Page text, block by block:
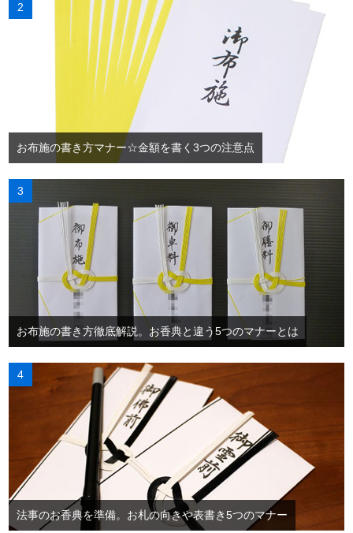
お布施の書き方マナー☆金額を書く3つの注意点
お布施の書き方徹底解説。お香典と違う5つのマナーとは
法事のお香典を準備。お札の向きや表書き5つのマナー